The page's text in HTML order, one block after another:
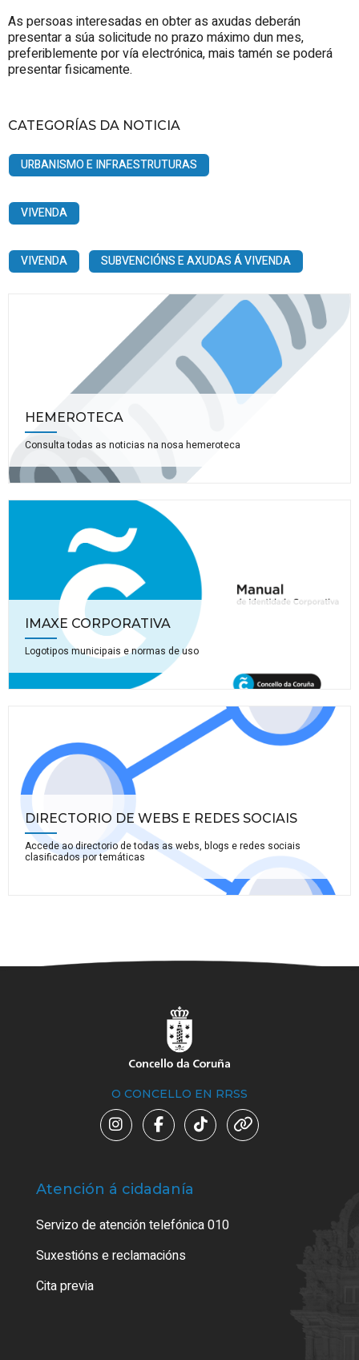
As persoas interesadas en obter as axudas deberán
presentar a súa solicitude no prazo máximo dun mes,
preferiblemente por vía electrónica, mais tamén se poderá
presentar fisicamente.
CATEGORÍAS DA NOTICIA
URBANISMO E INFRAESTRUTURAS
VIVENDA
VIVENDA SUBVENCIÓNS E AXUDAS Á VIVENDA
HEMEROTECA
Consulta todas as noticias na nosa hemeroteca
IMAXE CORPORATIVA
Logotipos municipais e normas de uso
DIRECTORIO DE WEBS E REDES SOCIAIS
Accede ao directorio de todas as webs, blogs e redes sociais
clasificados por temáticas
O CONCELLO EN RRSS
Atención á cidadanía
Servizo de atención telefónica 010
Suxestións e reclamacións
Cita previa